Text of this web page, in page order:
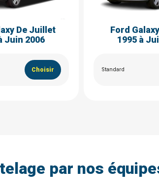
De Juillet
Juin 2006
Choisir
Ford
1995 à
Standard
par nos